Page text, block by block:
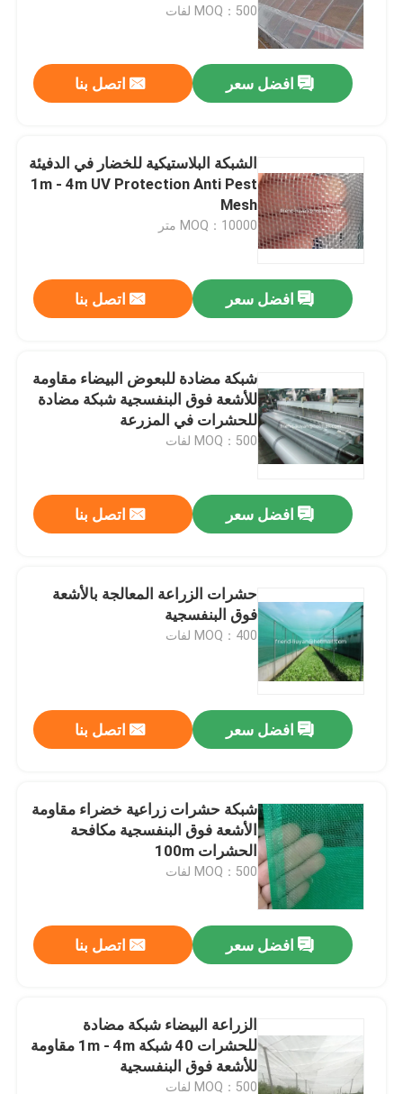
المنتجات
حول بنا
MOQ：500 لفات
افضل سعر اتصل بنا
الشبكة البلاستيكية للخضار في الدفيئة
1m - 4m UV Protection Anti Pest
Mesh
MOQ：10000 متر
افضل سعر اتصل بنا
شبكة مضادة للبعوض البيضاء مقاومة
للأشعة فوق البنفسجية شبكة مضادة
للحشرات في المزرعة
MOQ：500 لفات
افضل سعر اتصل بنا
حشرات الزراعة المعالجة بالأشعة
فوق البنفسجية
MOQ：400 لفات
افضل سعر اتصل بنا
شبكة حشرات زراعية خضراء مقاومة
الأشعة فوق البنفسجية مكافحة
الحشرات 100m
MOQ：500 لفات
افضل سعر اتصل بنا
الزراعة البيضاء شبكة مضادة
للحشرات 40 شبكة 1m - 4m مقاومة
للأشعة فوق البنفسجية
MOQ：500 لفات